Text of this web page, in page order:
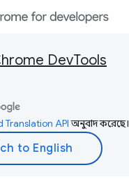
DevTools
Translation APIঅনুবাদ করেছে।